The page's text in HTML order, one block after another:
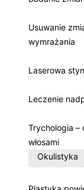
Usuwanie
wymrażania
Laserowa
Leczenie
Trychologia –
włosami
Okulistyka